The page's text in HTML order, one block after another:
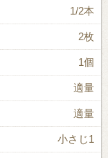
1/2本
2枚
1個
適量
適量
小さじ1